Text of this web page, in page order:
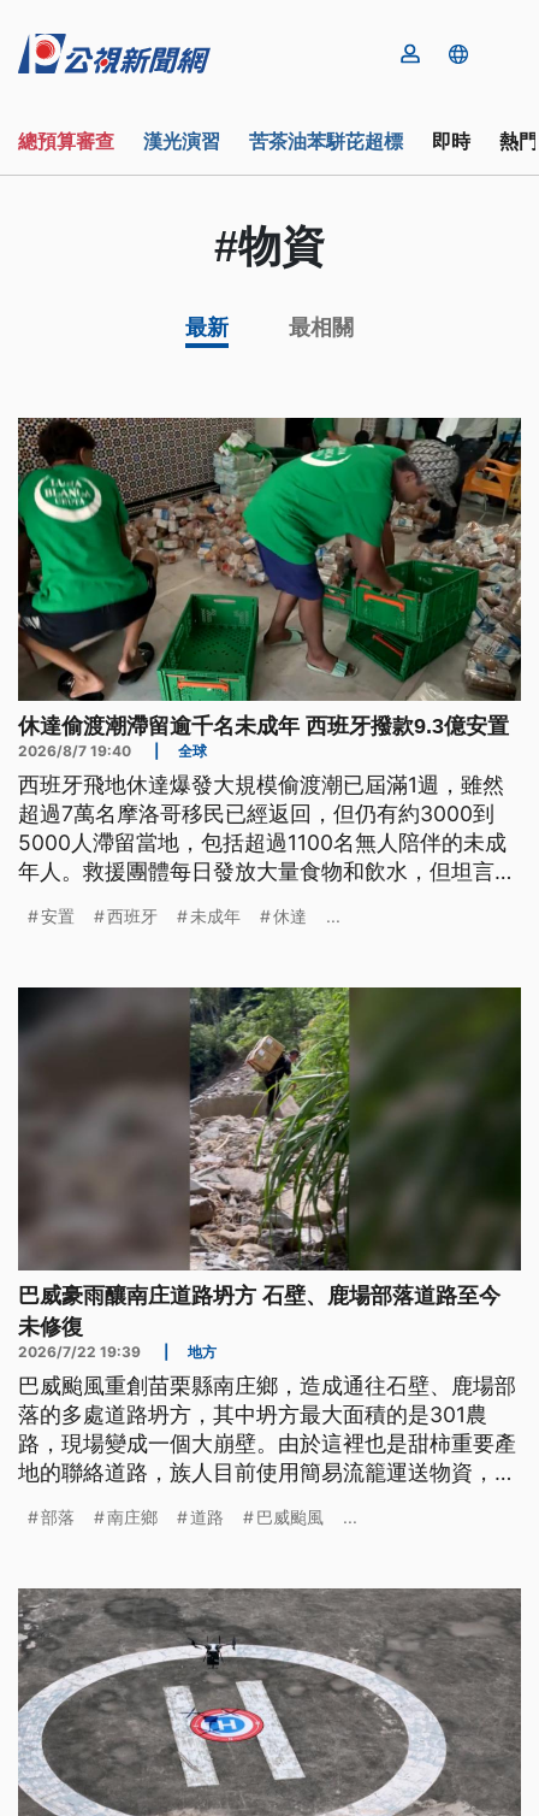
總預算審查 漢光演習 苦茶油苯駢芘超標 即時 熱
#物資
最新 最相關
休達偷渡潮滯留逾千名未成年 西班牙撥款9.3億安置
2026/8/7 19:40 全球
西班牙飛地休達爆發大規模偷渡潮已屆滿1週，雖然
超過7萬名摩洛哥移民已經返回，但仍有約3000到
5000人滯留當地，包括超過1100名無人陪伴的未成
年人。救援團體每日發放大量食物和飲水，但坦言物
與治安壓力。西班牙政府緊急撥款約合新台幣9.3億
高於官方估計，讓收容與安置工作更加艱鉅。
安置 西班牙 未成年 休達 ...
巴威豪雨釀南庄道路坍方 石壁、鹿場部落道路至今
未修復
2026/7/22 19:39 地方
巴威颱風重創苗栗縣南庄鄉，造成通往石壁、鹿場部
落的多處道路坍方，其中坍方最大面積的是301農
路，現場變成一個大崩壁。由於這裡也是甜柿重要產
地的聯絡道路，族人目前使用簡易流籠運送物資，也
資。
部落 南庄鄉 道路 巴威颱風 ...